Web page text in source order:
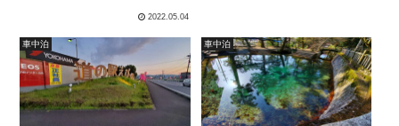
2022.05.04
車中泊 車中泊